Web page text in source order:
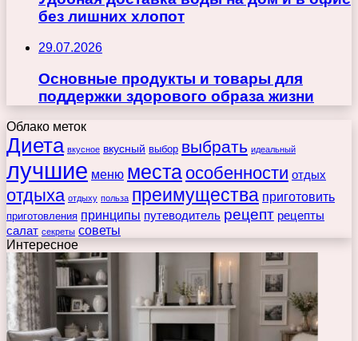
без лишних хлопот
29.07.2026
Основные продукты и товары для
поддержки здорового образа жизни
Облако меток
Диета вкусное вкусный выбор выбрать идеальный
лучшие меню места особенности отдых
отдыха отдыху польза преимущества приготовить
приготовления принципы путеводитель рецепт рецепты
салат секреты советы
Интересное